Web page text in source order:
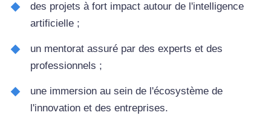
des projets à fort impact autour de l'intelligence
artificielle ;
un mentorat assuré par des experts et des
professionnels ;
une immersion au sein de l'écosystème de
l'innovation et des entreprises.